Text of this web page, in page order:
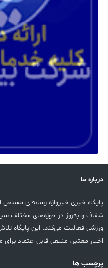
درباره ما
پایگاه خبری خبرواژه رسانه‌ای
شفاف و به‌روز در حوزه‌های مختلف
ورزشی فعالیت می‌کند. این پایگاه
اخبار معتبر، منبعی قابل اعتماد
پرچسب ها